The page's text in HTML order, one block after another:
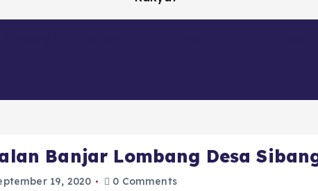
Banjar Lombang Desa
19, 2020 0 Comments